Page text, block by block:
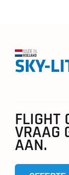
FLIGHT
VRAAG
AAN.